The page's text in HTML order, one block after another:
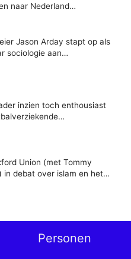
naar Nederland…
Jason Arday stapt op als
sociologie aan…
inzien toch enthousiast
Union (met Tommy
in debat over islam en het…
Personen